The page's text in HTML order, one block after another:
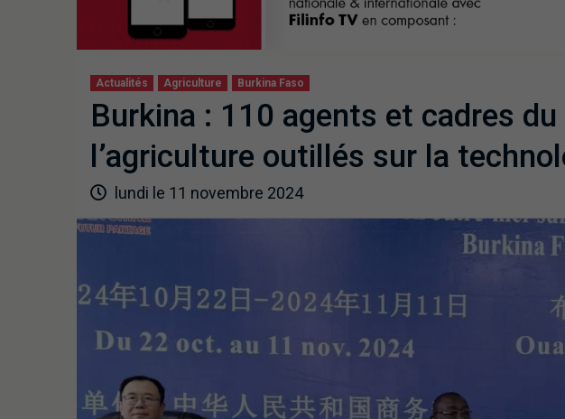
Actualités Agriculture Burkina Faso
Burkina : 110 agents et cadres
l’agriculture outillés sur la
lundi le 11 novembre 2024